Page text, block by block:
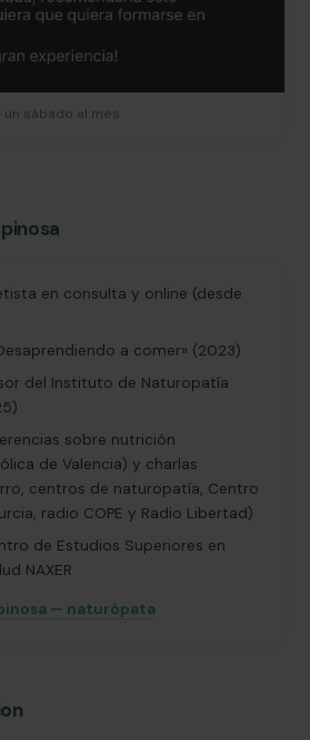
un sábado al mes
en consulta y online (desde
a comer» (2023)
del Instituto de Naturopatía
sobre nutrición
de Valencia) y charlas
centros de naturopatía, Centro
radio COPE y Radio Libertad)
de Estudios Superiores en
NAXER
— naturópata